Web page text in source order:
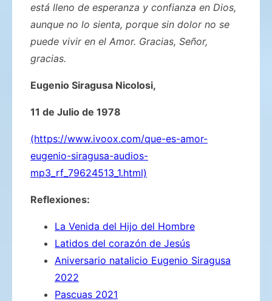
está lleno de esperanza y confianza en Dios,
aunque no lo sienta, porque sin dolor no se
puede vivir en el Amor. Gracias, Señor,
gracias.
Eugenio Siragusa Nicolosi,
11 de Julio de 1978
(https://www.ivoox.com/que-es-amor-
eugenio-siragusa-audios-
mp3_rf_79624513_1.html)
Reflexiones:
La Venida del Hijo del Hombre
Latidos del corazón de Jesús
Aniversario natalicio Eugenio Siragusa
2022
Pascuas 2021